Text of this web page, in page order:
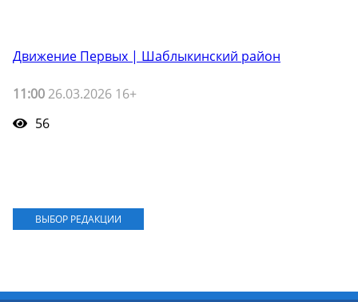
Движение Первых | Шаблыкинский район
11:00 26.03.2026 16+
56
ВЫБОР РЕДАКЦИИ